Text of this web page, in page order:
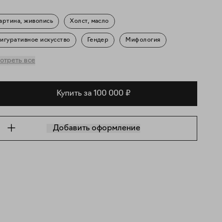
живопись Холст, масло
искусство Гендер Мифология
все
Купить за 100 000 ₽
Добавить оформление